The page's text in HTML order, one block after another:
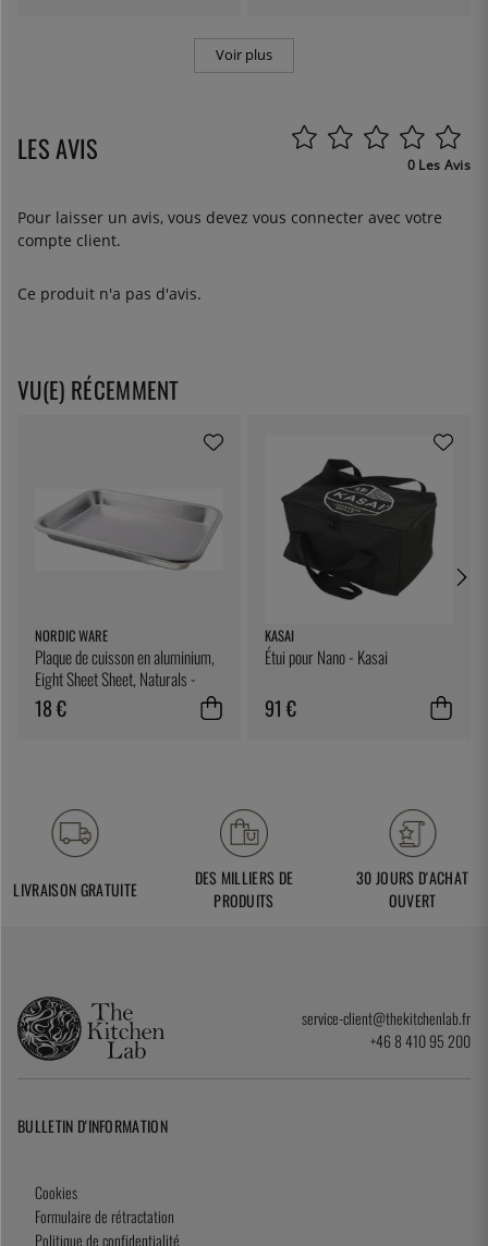
Voir plus
LES AVIS 0 Les Avis
Pour laisser un avis, vous devez vous connecter avec votre
compte client.
Ce produit n'a pas d'avis.
VU(E) RÉCEMMENT
NORDIC WARE
Plaque de cuisson en aluminium,
Eight Sheet Sheet, Naturals -
Nordic Ware
18 €
KASAI
Étui pour Nano - Kasai
91 €
LIVRAISON GRATUITE
DES MILLIERS DE
PRODUITS
30 JOURS D'ACHAT
OUVERT
service-client@thekitchenlab.fr
+46 8 410 95 200
BULLETIN D'INFORMATION
Cookies
Formulaire de rétractation
Politique de confidentialité